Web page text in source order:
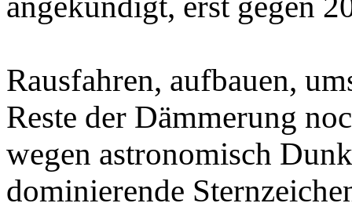
Rausfahren, aufbauen,
Reste der Dämmerung
wegen astronomisch
dominierende